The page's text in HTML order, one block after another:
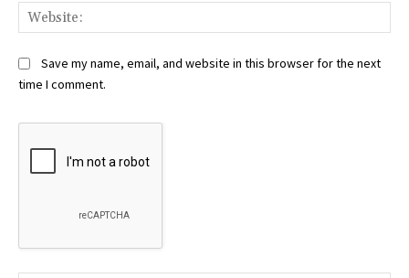
Save my name, email, and website in this browser for the next
time I comment.